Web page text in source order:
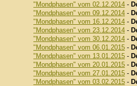
"Mondphasen" vom 02.12.2014 -
"Mondphasen" vom 09.12.2014 -
"Mondphasen" vom 16.12.2014 -
"Mondphasen" vom 23.12.2014 -
"Mondphasen" vom 30.12.2014 -
"Mondphasen" vom 06.01.2015 -
"Mondphasen" vom 13.01.2015 -
"Mondphasen" vom 20.01.2015 -
"Mondphasen" vom 27.01.2015 -
"Mondphasen" vom 03.02.2015 -